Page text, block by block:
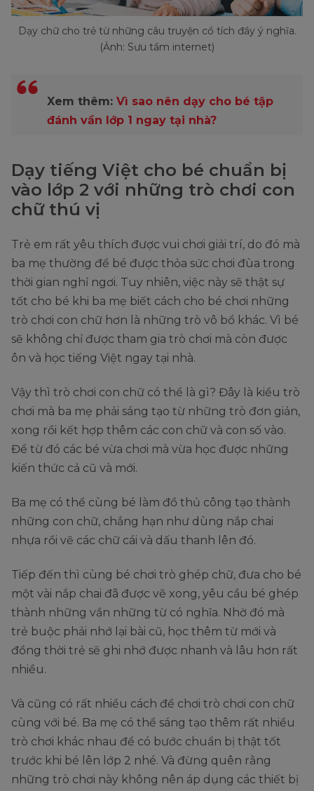
Dạy chữ cho trẻ từ những câu truyện cổ tích đầy ý nghĩa.
(Ảnh: Sưu tầm internet)
Xem thêm: Vì sao nên dạy cho bé tập
đánh vần lớp 1 ngay tại nhà?
Dạy tiếng Việt cho bé chuẩn bị
vào lớp 2 với những trò chơi con
chữ thú vị
Trẻ em rất yêu thích được vui chơi giải trí, do đó mà
ba mẹ thường để bé được thỏa sức chơi đùa trong
thời gian nghỉ ngơi. Tuy nhiên, việc này sẽ thật sự
tốt cho bé khi ba mẹ biết cách cho bé chơi những
trò chơi con chữ hơn là những trò vô bổ khác. Vì bé
sẽ không chỉ được tham gia trò chơi mà còn được
ôn và học tiếng Việt ngay tại nhà.
Vậy thì trò chơi con chữ có thể là gì? Đây là kiểu trò
chơi mà ba mẹ phải sáng tạo từ những trò đơn giản,
xong rồi kết hợp thêm các con chữ và con số vào.
Để từ đó các bé vừa chơi mà vừa học được những
kiến thức cả cũ và mới.
Ba mẹ có thể cùng bé làm đồ thủ công tạo thành
những con chữ, chẳng hạn như dùng nắp chai
nhựa rồi vẽ các chữ cái và dấu thanh lên đó.
Tiếp đến thì cùng bé chơi trò ghép chữ, đưa cho bé
một vài nắp chai đã được vẽ xong, yêu cầu bé ghép
thành những vần những từ có nghĩa. Nhờ đó mà
trẻ buộc phải nhớ lại bài cũ, học thêm từ mới và
đồng thời trẻ sẽ ghi nhớ được nhanh và lâu hơn rất
nhiều.
Và cũng có rất nhiều cách để chơi trò chơi con chữ
cùng với bé. Ba mẹ có thể sáng tạo thêm rất nhiều
trò chơi khác nhau để có bước chuẩn bị thật tốt
trước khi bé lên lớp 2 nhé. Và đừng quên rằng
những trò chơi này không nên áp dụng các thiết bị